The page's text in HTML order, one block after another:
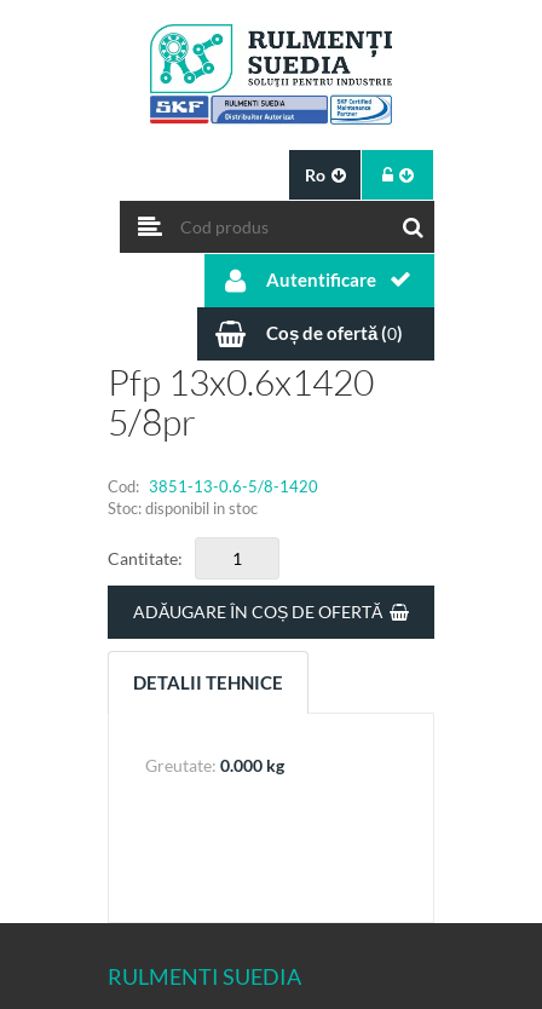
Ro
Autentificare
Coș de ofertă (0)
Pfp 13x0.6x1420
5/8pr
Cod: 3851-13-0.6-5/8-1420
Stoc: disponibil in stoc
Cantitate:
DETALII TEHNICE
Greutate: 0.000 kg
RULMENTI SUEDIA